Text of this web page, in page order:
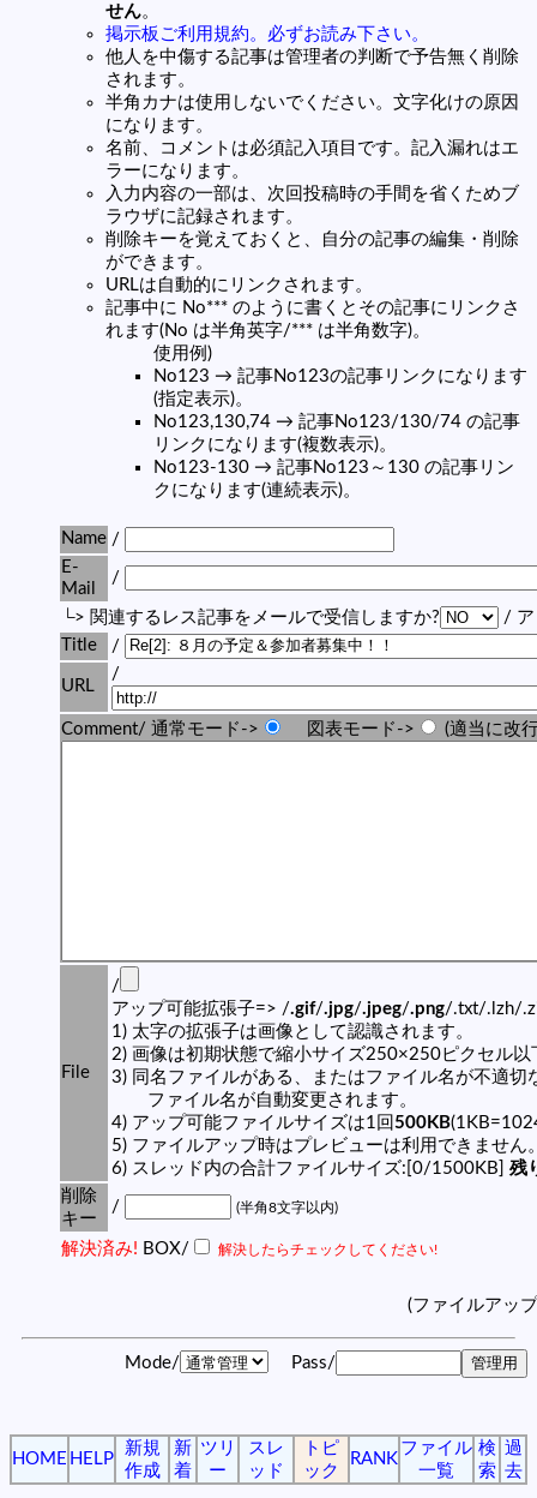
せん。
掲示板ご利用規約。必ずお読み下さい。
他人を中傷する記事は管理者の判断で予告無く削除
されます。
半角カナは使用しないでください。文字化けの原因
になります。
名前、コメントは必須記入項目です。記入漏れはエ
ラーになります。
入力内容の一部は、次回投稿時の手間を省くためブ
ラウザに記録されます。
削除キーを覚えておくと、自分の記事の編集・削除
ができます。
URLは自動的にリンクされます。
記事中に No*** のように書くとその記事にリンクさ
れます(No は半角英字/*** は半角数字)。
使用例)
No123 → 記事No123の記事リンクになります
(指定表示)。
No123,130,74 → 記事No123/130/74 の記事
リンクになります(複数表示)。
No123-130 → 記事No123～130 の記事リン
クになります(連続表示)。
Name /
E-
Mail
/
└> 関連するレス記事をメールで受信しますか?
/ ア
Title
/
URL
/
Comment/ 通常モード-> 図表モード-> (適当に改
File
/
アップ可能拡張子=> /.gif/.jpg/.jpeg/.png/.txt/.lzh/
1) 太字の拡張子は画像として認識されます。
2) 画像は初期状態で縮小サイズ250×250ピクセル以
3) 同名ファイルがある、またはファイル名が不適切
ファイル名が自動変更されます。
4) アップ可能ファイルサイズは1回 500KB
5) ファイルアップ時はプレビューは利用できません
6) スレッド内の合計ファイルサイズ:[0/1500KB] 残
削除
キー
/ (半角8文字以内)
解決済み! BOX/ 解決したらチェックしてください!
(ファイルアッ
Mode/ Pass/
HOME HELP
新規
作成
新
着
ツリ
ー
スレ
ッド
トピ
ック
RANK
ファイル
一覧
検
索
過
去